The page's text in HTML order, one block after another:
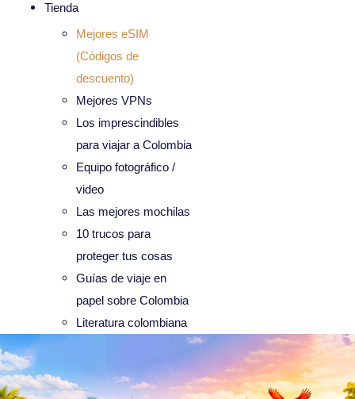
Tienda
Mejores eSIM
(Códigos de
descuento)
Mejores VPNs
Los imprescindibles
para viajar a Colombia
Equipo fotográfico /
video
Las mejores mochilas
10 trucos para
proteger tus cosas
Guías de viaje en
papel sobre Colombia
Literatura colombiana